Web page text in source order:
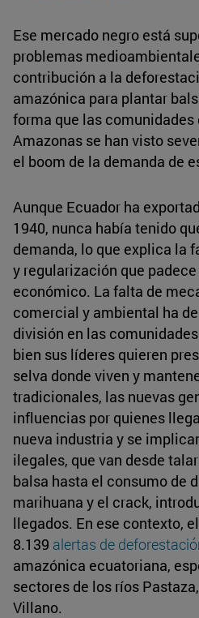
Ese mercado negro está
problemas
contribución a la
amazónica para plantar
forma que las comunidades
Amazonas se han visto
el boom de la demanda de
Aunque Ecuador ha
1940, nunca había tenido
demanda, lo que explica la
y regularización que
económico. La falta de
comercial y ambiental ha
división en las
bien sus líderes quieren
selva donde viven y
tradicionales, las nuevas
influencias por quienes
nueva industria y se
ilegales, que van desde
balsa hasta el consumo de
marihuana y el crack,
llegados. En ese contexto,
8.139 alertas de
amazónica ecuatoriana,
sectores de los ríos
Villano.